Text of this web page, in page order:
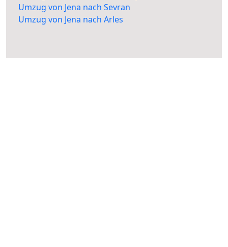
Umzug von Jena nach Sevran
Umzug von Jena nach Arles